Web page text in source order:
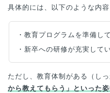
具体的には、以下のような内
・教育プログラムを準備し
・新卒への研修が充実して
ただし、教育体制がある（し
から教えてもらう」といった